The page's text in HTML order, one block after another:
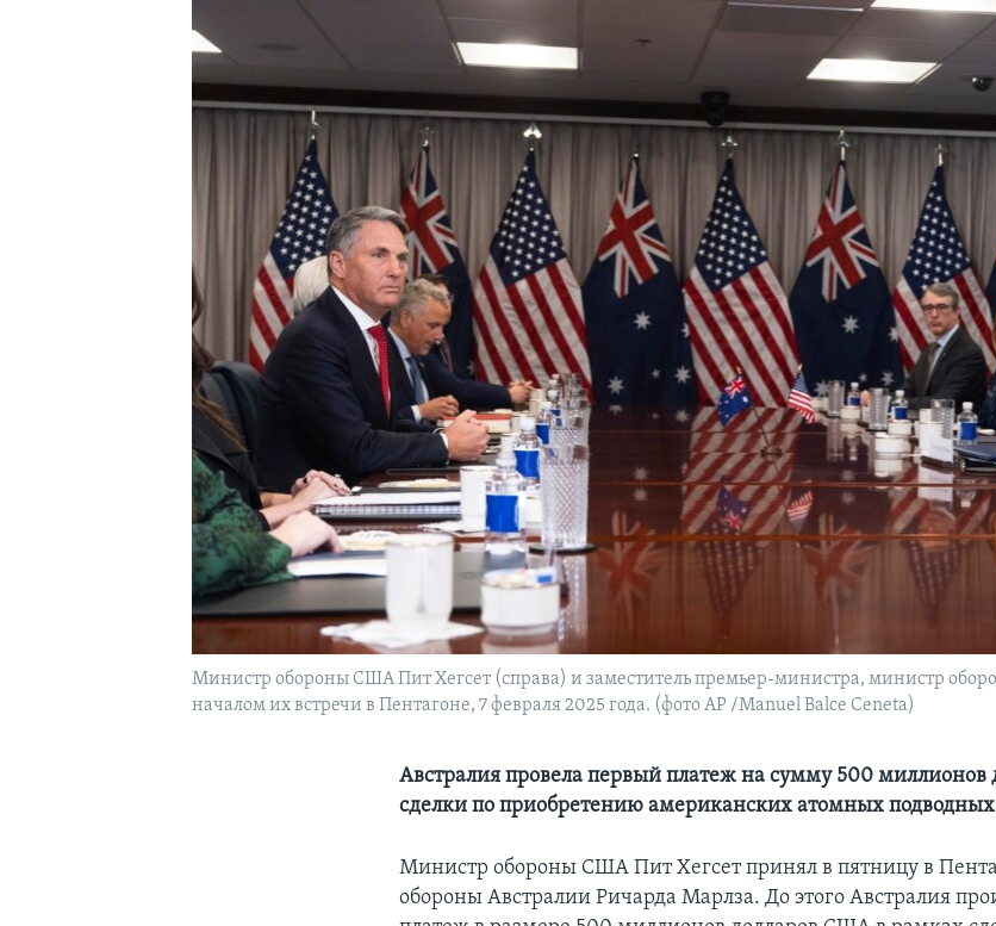
Министр обороны США Пит Хегсет (справа) и заместитель премьер-министра, министр
началом их встречи в Пентагоне, 7 февраля 2025 года. (фото AP /Manuel Balce Ceneta)
Австралия провела первый платеж на сумму 500 миллионов
сделки по приобретению американских атомных подводных
Министр обороны США Пит Хегсет принял в пятницу в
обороны Австралии Ричарда Марлза. До этого Австралия